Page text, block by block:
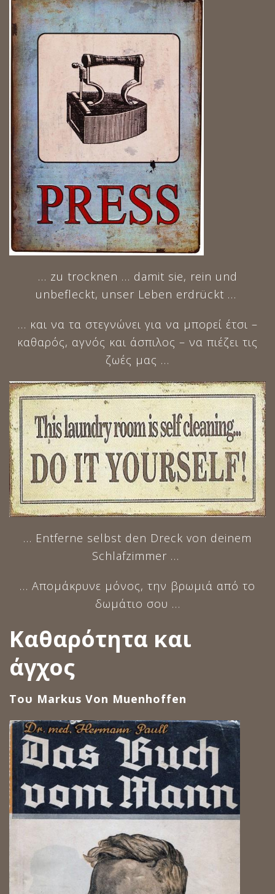
… zu trocknen … damit sie, rein und
unbefleckt, unser Leben erdrückt …
… και να τα στεγνώνει για να μπορεί έτσι –
καθαρός, αγνός και άσπιλος – να πιέζει τις
ζωές μας …
… Entferne selbst den Dreck von deinem
Schlafzimmer …
… Απομάκρυνε μόνος, την βρωμιά από το
δωμάτιο σου …
Καθαρότητα και
άγχος
Του Markus Von Muenhoffen